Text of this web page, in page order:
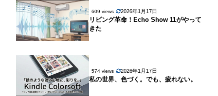
609 views 2026年1月17日
リビング革命！Echo Show 11がやって
きた
574 views 2026年1月17日
私の世界、色づく。でも、疲れない。